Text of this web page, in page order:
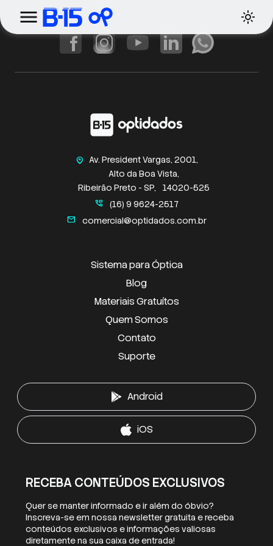
home_pin
Av. President Vargas, 2001,
Alto da Boa Vista,
Ribeirão Preto - SP,
14020-525
perm_phone_msg (16) 9 9624-2517
mail comercial@optidados.com.br
Sistema para Óptica
Blog
Materiais Gratuítos
Quem Somos
Contato
Suporte
RECEBA CONTEÚDOS EXCLUSIVOS
Quer se manter informado e ir além do óbvio?
Inscreva-se em nossa newsletter gratuita e receba
conteúdos exclusivos e informações valiosas
diretamente na sua caixa de entrada!
Android
iOS